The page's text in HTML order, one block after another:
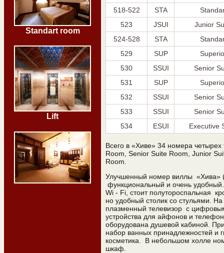
Standart room
Lift
518-522
STA
523
JSUI
Junior
524-528
STA
529
SUP
530
SSUI
Senior
531
SUP
532
SSUI
Senior
533
SSUI
Senior
534
ESUI Executive
Всего в «Хиве» 34 номера четырех
Room, Senior Suite Room, Junior
Room.
Улучшенный номер виллы «Хива»
функциональный и очень
Wi - Fi, стоит полутороспальная
но удобный столик со стульями. На
плазменный телевизор с
устройства для айфонов и
оборудована душевой кабиной.
набор ванных принадлежностей и
косметика. В небольшом холле
шкаф.